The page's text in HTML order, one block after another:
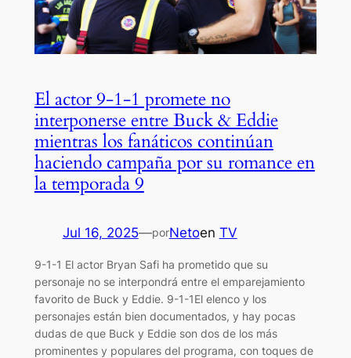
El actor 9-1-1 promete no
interponerse entre Buck & Eddie
mientras los fanáticos continúan
haciendo campaña por su romance en
la temporada 9
Jul 16, 2025—porNetoen TV
9-1-1 El actor Bryan Safi ha prometido que su
personaje no se interpondrá entre el emparejamiento
favorito de Buck y Eddie. 9-1-1El elenco y los
personajes están bien documentados, y hay pocas
dudas de que Buck y Eddie son dos de los más
prominentes y populares del programa, con toques de